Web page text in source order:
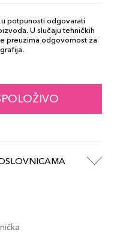
potpunosti odgovarati
U slučaju tehničkih
preuzima odgovornost za